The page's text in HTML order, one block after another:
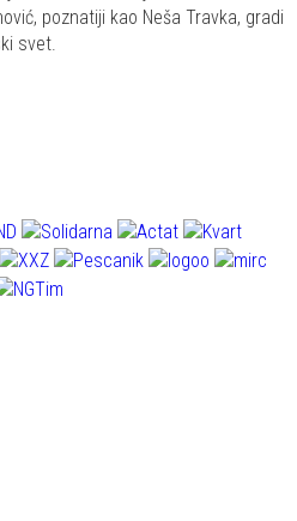
poznatiji kao Neša Travka, gradi
svet.